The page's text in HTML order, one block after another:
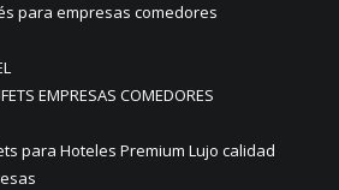
para empresas comedores
EMPRESAS COMEDORES
para Hoteles Premium Lujo calidad